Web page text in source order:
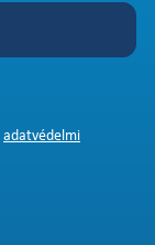
adatvédelmi